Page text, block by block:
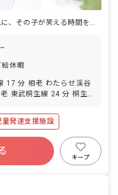
できることを増やすより先に、その子が笑える時間をどれだけつくれるか。児童発達支援の仕事です。
休暇
17 分 相老 わたらせ渓谷
東武桐生線 24 分 桐生
童発達支援施設
キープ